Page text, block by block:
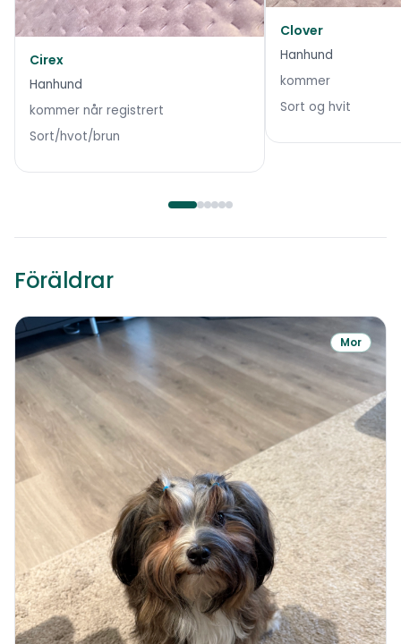
Cirex
Hanhund
kommer når registrert
Sort/hvot/brun
Clover
Hanhund
kommer
Sort og hvit
Föräldrar
Mor